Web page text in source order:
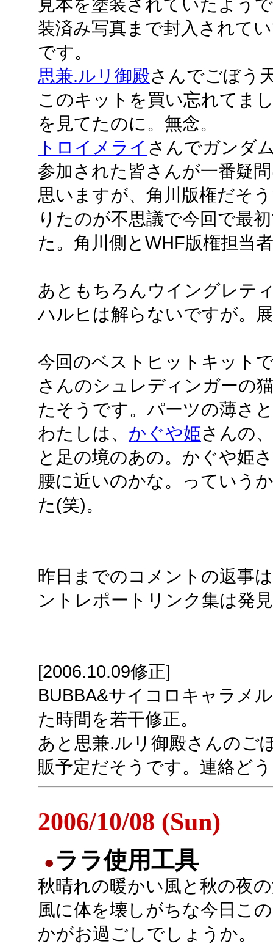
見本を塗装されていたよう
装済み写真まで封入されて
です。
思兼.ルリ御殿さんでごぼう
このキットを買い忘れてま
を見てたのに。無念。
トロイメライ さんでガンダ
参加された皆さんが一番疑
思いますが、角川版権だそ
りたのが不思議で今回で最
た。角川側とWHF版権担当
あともちろんウイングレテ
ハルヒは解らないですが。
今回のベストヒットキット
さんのシュレディンガーの
たそうです。パーツの薄さ
わたしは、 かぐや姫さんの
と足の境のあの。かぐや姫
腰に近いのかな。っていう
た(笑)。
昨日までのコメントの返事
ントレポートリンク集は発
[2006.10.09修正]
BUBBA&サイコロキャラメ
た時間を若干修正。
あと思兼.ルリ御殿さんのご
販予定だそうです。連絡ど
2006/10/08 (Sun)
● ララ使用工具
秋晴れの暖かい風と秋の夜
風に体を壊しがちな今日こ
かがお過ごしでしょうか。